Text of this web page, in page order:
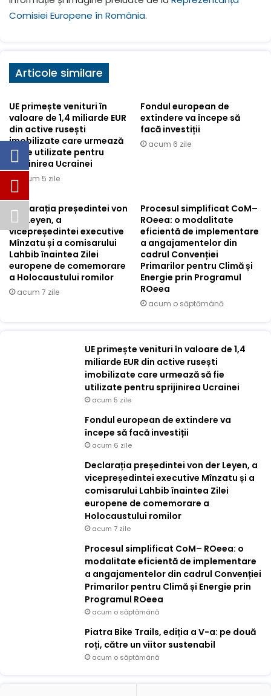
Comisiei Europene în România.
Articole similare
UE primește venituri în
valoare de 1,4 miliarde EUR
din active rusești
imobilizate care urmează
să fie utilizate pentru
sprijinirea Ucrainei
acum 5 zile
Fondul european de
extindere va începe să
facă investiții
acum 6 zile
Declarația președintei von
der Leyen, a
vicepreședintei executive
Mînzatu și a comisarului
Lahbib înaintea Zilei
europene de comemorare
a Holocaustului romilor
acum 7 zile
Procesul simplificat CoM–
ROeea: o modalitate
eficientă de implementare
a angajamentelor din
cadrul Convenției
Primarilor pentru Climă și
Energie prin Programul
ROeea
acum o săptămână
UE primește venituri în valoare de 1,4
miliarde EUR din active rusești
imobilizate care urmează să fie
utilizate pentru sprijinirea Ucrainei
acum 5 zile
Fondul european de extindere va
începe să facă investiții
acum 6 zile
Declarația președintei von der Leyen, a
vicepreședintei executive Mînzatu și a
comisarului Lahbib înaintea Zilei
europene de comemorare a
Holocaustului romilor
acum 7 zile
Procesul simplificat CoM– ROeea: o
modalitate eficientă de implementare
a angajamentelor din cadrul Convenției
Primarilor pentru Climă și Energie prin
Programul ROeea
acum o săptămână
Piatra Bike Trails, ediția a V-a: pe două
roți, către un viitor sustenabil
acum o săptămână